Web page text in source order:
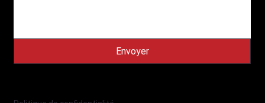
Envoyer